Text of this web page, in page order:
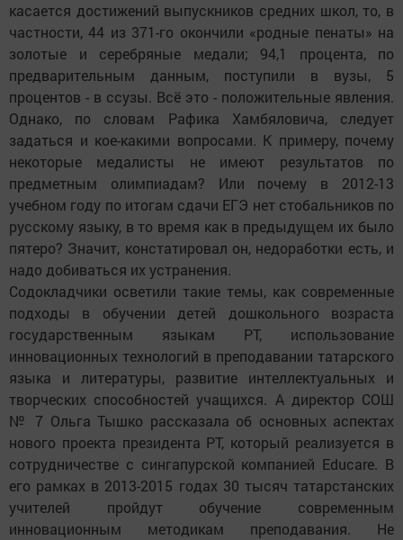
касается достижений выпускников средних школ, то, в
частности, 44 из 371-го окончили «родные пенаты» на
золотые и серебряные медали; 94,1 процента, по
предварительным данным, поступили в вузы, 5
процентов - в ссузы. Всё это - положительные явления.
Однако, по словам Рафика Хамбяловича, следует
задаться и кое-какими вопросами. К примеру, почему
некоторые медалисты не имеют результатов по
предметным олимпиадам? Или почему в 2012-13
учебном году по итогам сдачи ЕГЭ нет стобальников по
русскому языку, в то время как в предыдущем их было
пятеро? Значит, констатировал он, недоработки есть, и
надо добиваться их устранения.
Содокладчики осветили такие темы, как современные
подходы в обучении детей дошкольного возраста
государственным языкам РТ, использование
инновационных технологий в преподавании татарского
языка и литературы, развитие интеллектуальных и
творческих способностей учащихся. А директор СОШ
№ 7 Ольга Тышко рассказала об основных аспектах
нового проекта президента РТ, который реализуется в
сотрудничестве с сингапурской компанией Educare. В
его рамках в 2013-2015 годах 30 тысяч татарстанских
учителей пройдут обучение современным
инновационным методикам преподавания. Не